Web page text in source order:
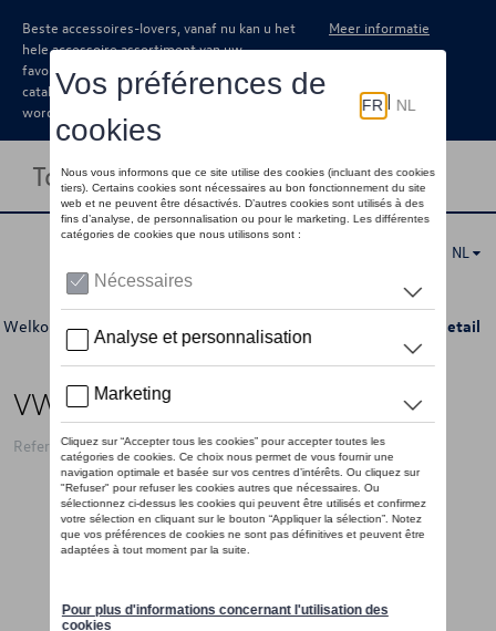
Beste accessoires-lovers, vanaf nu kan u het
hele accessoire assortiment van uw
favoriete merk terugvinden in de online
catalogus. Deze kunnen steeds besteld
worden via uw dealer.
Meer informatie
Toggle navigation
NL
Welkom >Voor u > Accessoires > Detail
VW romper GTI, rood
Referentie: 5HV084401AB645